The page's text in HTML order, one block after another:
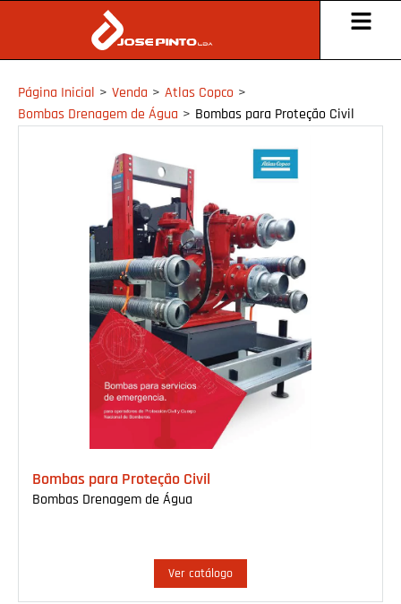
Página Inicial > Venda > Atlas Copco >
Bombas Drenagem de Água > Bombas para Proteção Civil
Bombas para Proteção Civil
Bombas Drenagem de Água
Ver catálogo